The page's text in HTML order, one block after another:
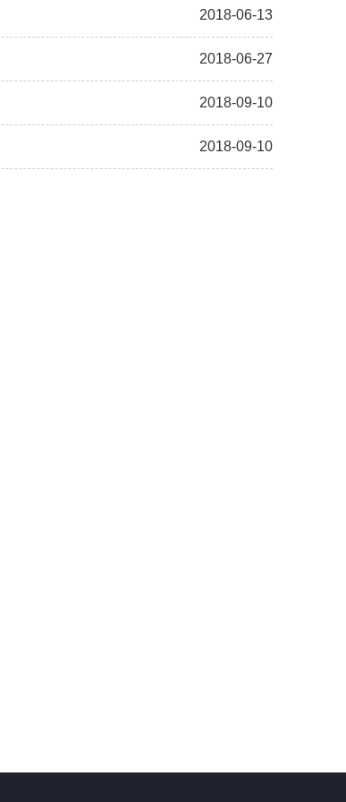
2018-06-13
2018-06-27
2018-09-10
2018-09-10